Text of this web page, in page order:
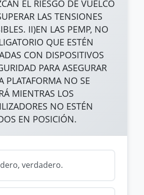
EL RIESGO DE VUELCO
LAS TENSIONES
II)EN LAS PEMP, NO
QUE ESTÉN
CON DISPOSITIVOS
PARA ASEGURAR
PLATAFORMA NO SE
MIENTRAS LOS
NO ESTÉN
EN POSICIÓN.
verdadero.